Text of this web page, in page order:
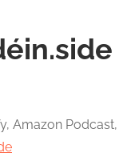
Amazon Podcast,